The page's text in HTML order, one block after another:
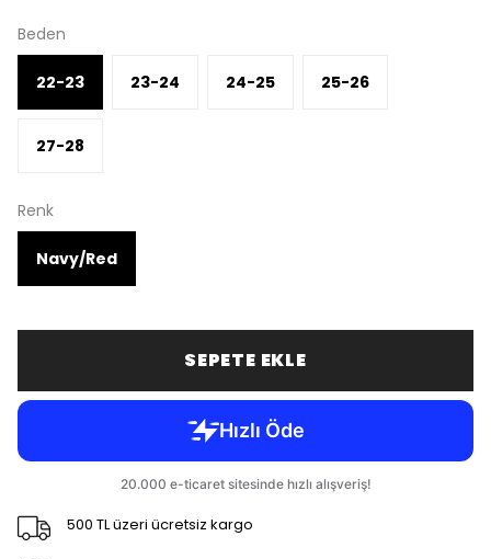
Beden
22-23 23-24 24-25 25-26
27-28
Renk
Navy/Red
SEPETE EKLE
500 TL üzeri ücretsiz kargo